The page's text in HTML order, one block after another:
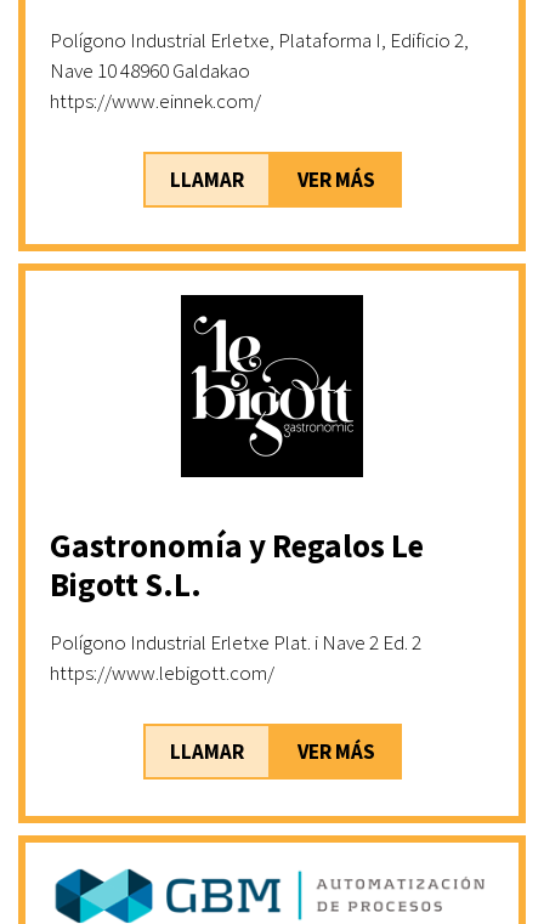
Polígono Industrial Erletxe, Plataforma I, Edificio 2,
Nave 10 48960 Galdakao
https://www.einnek.com/
LLAMAR VER MÁS
Gastronomía y Regalos Le
Bigott S.L.
Polígono Industrial Erletxe Plat. i Nave 2 Ed. 2
https://www.lebigott.com/
LLAMAR VER MÁS